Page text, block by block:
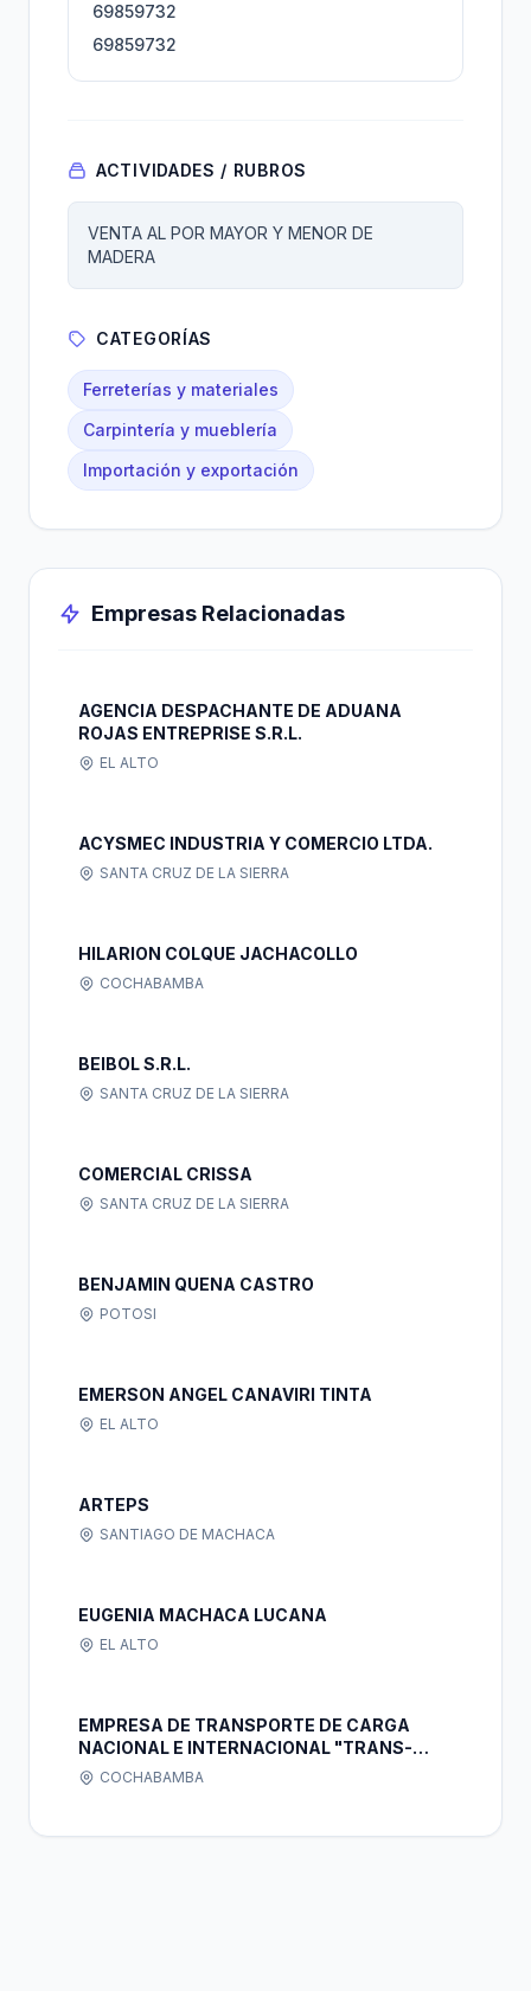
69859732
69859732
ACTIVIDADES / RUBROS
VENTA AL POR MAYOR Y MENOR DE
MADERA
CATEGORÍAS
Ferreterías y materiales
Carpintería y mueblería
Importación y exportación
Empresas Relacionadas
AGENCIA DESPACHANTE DE ADUANA
ROJAS ENTREPRISE S.R.L.
EL ALTO
ACYSMEC INDUSTRIA Y COMERCIO LTDA.
SANTA CRUZ DE LA SIERRA
HILARION COLQUE JACHACOLLO
COCHABAMBA
BEIBOL S.R.L.
SANTA CRUZ DE LA SIERRA
COMERCIAL CRISSA
SANTA CRUZ DE LA SIERRA
BENJAMIN QUENA CASTRO
POTOSI
EMERSON ANGEL CANAVIRI TINTA
EL ALTO
ARTEPS
SANTIAGO DE MACHACA
EUGENIA MACHACA LUCANA
EL ALTO
EMPRESA DE TRANSPORTE DE CARGA
NACIONAL E INTERNACIONAL "TRANS-
MEDRANIT" S.R.L.
COCHABAMBA